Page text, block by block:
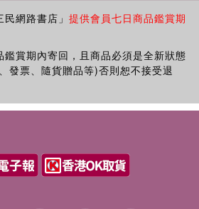
本裡的主角學習成長。《比利FUN學
書加三本幼兒書的規劃設計，讓比利
零歲一路陪伴孩子到六歲，我迫不及
小魚仔見面了。
遊戲」幾乎就是生活的全部。他們從
為將來的生活作演練和預備。因此，
笑的主見透露出說不完的可愛，這
經歷過的頁頁精彩。
作這六本繪本的契機。創作過程，我
知學習，幼兒繪本也許可以有更簡
，我希望小比利的各種模樣可以陪伴
幼兒時期；我希望小比利的存在輕輕
網路書店」 提供會員七日商品鑑賞期
賞期內寄回，且商品必須是全新狀態
發票、隨貨贈品等)否則恕不接受退